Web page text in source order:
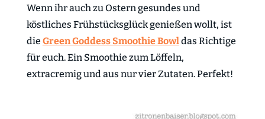
Wenn ihr auch zu Ostern gesundes und
köstliches Frühstücksglück genießen wollt, ist
die Green Goddess Smoothie Bowldas Richtige
für euch. Ein Smoothie zum Löffeln,
extracremig und aus nur vier Zutaten. Perfekt!